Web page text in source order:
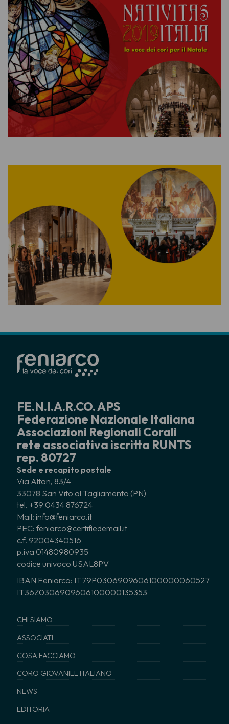
FE.N.I.A.R.CO. APS
Federazione Nazionale Italiana
Associazioni Regionali Corali
rete associativa iscritta RUNTS
rep. 80727
Sede e recapito postale
Via Altan, 83/4
33078 San Vito al Tagliamento (PN)
tel. +39 0434 876724
Mail: info@feniarco.it
PEC: feniarco@certifiedemail.it
c.f. 92004340516
p.iva 01480980935
codice univoco USAL8PV
IBAN Feniarco: IT79P0306909606100000060527
IT36Z0306909606100000135353
CHI SIAMO
ASSOCIATI
COSA FACCIAMO
CORO GIOVANILE ITALIANO
NEWS
EDITORIA